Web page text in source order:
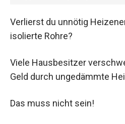
Verlierst du unnötig
isolierte Rohre?
Viele Hausbesitzer
Geld durch ungedämmte
Das muss nicht sein!